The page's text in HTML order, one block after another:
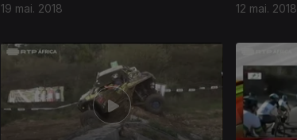
19 mai. 2018 12 mai. 2018